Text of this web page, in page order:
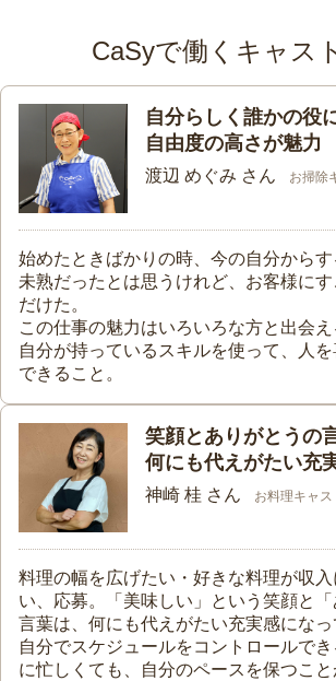
CaSyで働くキャス
自分らしく誰かの役
自由度の高さが魅力
渡辺 めぐみ さん お掃除
始めたときばかりの時、今の自分から
未熟だったとは思うけれど、お客様に
だけた。
この仕事の魅力はいろいろな方と出会
自分が持っているスキルを使って、人
できること。
笑顔とありがとうの
何にも代えがたい充
神崎 桂 さん お料理キャ
料理の幅を広げたい・好きな料理が収
い、応募。「美味しい」という笑顔と
言葉は、何にも代えがたい充実感になっ
自分でスケジュールをコントロールで
に忙しくても、自分のペースを保つこと